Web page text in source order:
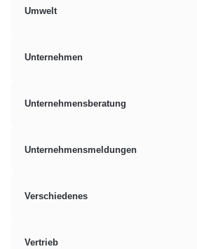
Umwelt
Unternehmen
Unternehmensberatung
Unternehmensmeldungen
Verschiedenes
Vertrieb